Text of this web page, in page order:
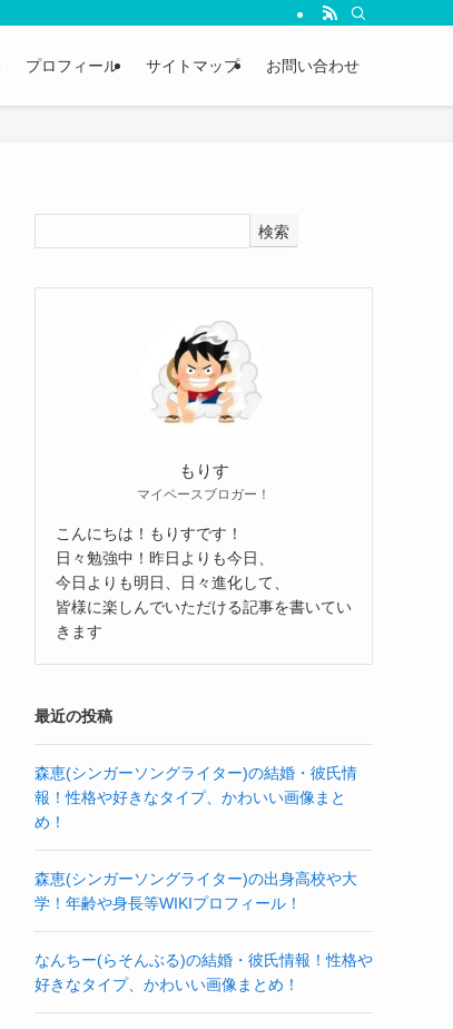
プロフィール サイトマップ お問い合わせ
検索
もりす
マイペースブロガー！
こんにちは！もりすです！
日々勉強中！昨日よりも今日、
今日よりも明日、日々進化して、
皆様に楽しんでいただける記事を書いてい
きます
最近の投稿
森恵(シンガーソングライター)の結婚・彼氏情
報！性格や好きなタイプ、かわいい画像まと
め！
森恵(シンガーソングライター)の出身高校や大
学！年齢や身長等WIKIプロフィール！
なんちー(らそんぶる)の結婚・彼氏情報！性格や
好きなタイプ、かわいい画像まとめ！